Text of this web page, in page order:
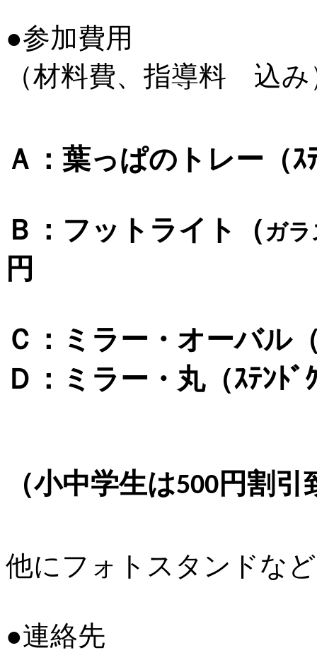
●参加費用
（材料費、指導料 込み
Ａ ：葉っぱのトレー （
Ｂ ：フットライト（ ガ
円
Ｃ ：ミラー・オーバル
Ｄ：ミラー・丸（ｽﾃﾝﾄﾞ
（小中学生は500 円割引
他にフォトスタンドな
●連絡先